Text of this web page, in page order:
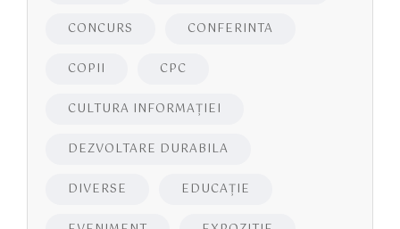
CONCURS CONFERINTA
COPII CPC
CULTURA INFORMAŢIEI
DEZVOLTARE DURABILA
DIVERSE EDUCAŢIE